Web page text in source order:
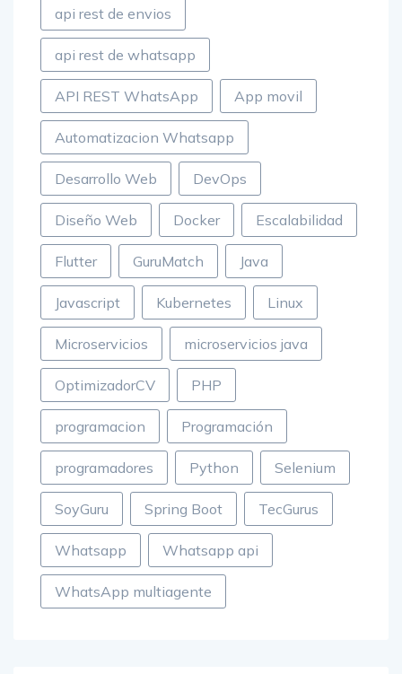
api rest de envios
api rest de whatsapp
API REST WhatsApp App movil
Automatizacion Whatsapp
Desarrollo Web DevOps
Diseño Web Docker Escalabilidad
Flutter GuruMatch Java
Javascript Kubernetes Linux
Microservicios microservicios java
OptimizadorCV PHP
programacion Programación
programadores Python Selenium
SoyGuru Spring Boot TecGurus
Whatsapp Whatsapp api
WhatsApp multiagente